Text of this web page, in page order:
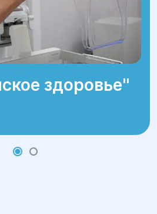
здоровье''